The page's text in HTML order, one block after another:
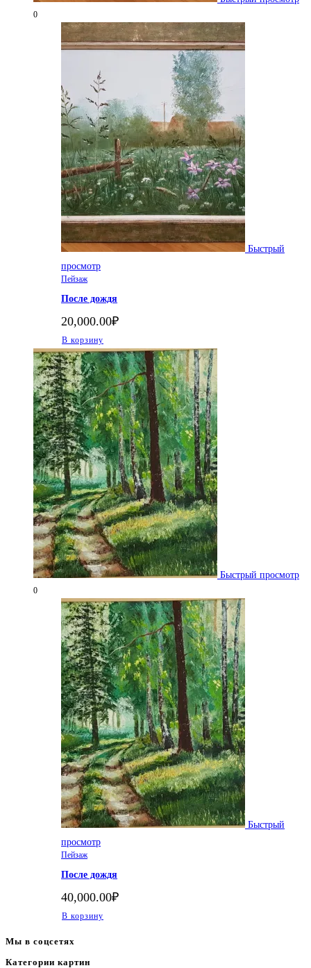
0
Быстрый
просмотр
Пейзаж
После дождя
20,000.00₽
В корзину
Быстрый просмотр
0
Быстрый
просмотр
Пейзаж
После дождя
40,000.00₽
В корзину
Мы в соцсетях
Откроется
Категории картин